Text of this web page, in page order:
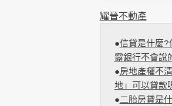
耀晉不動產
●信貸是什麼?
露銀行不會說
●房地產權不
地」可以貸款
●二胎房貸是